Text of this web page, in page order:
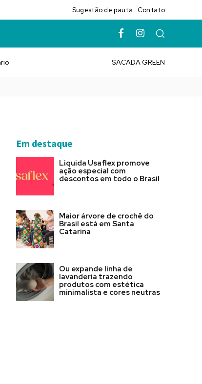
Sugestão de pauta Contato
SACADA GREEN
Em destaque
Liquida Usaflex promove
ação especial com
descontos em todo o Brasil
Maior árvore de crochê do
Brasil está em Santa
Catarina
Ou expande linha de
lavanderia trazendo
produtos com estética
minimalista e cores neutras